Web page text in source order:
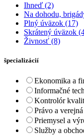
Ihneď (2)
Na dohodu,
Plný úväzok (17)
Skrátený úväzok
Živnosť (8)
špecializácií
Ekonomika a
Informačné
Kontrolór
Právo a
Priemysel a
Služby a